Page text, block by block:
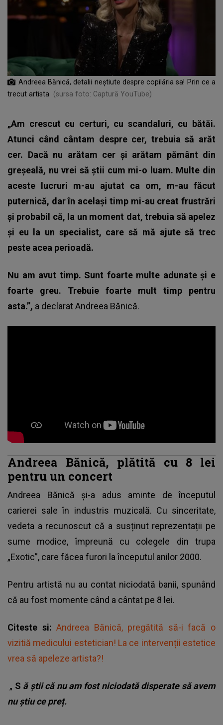
Andreea Bănică, detalii neștiute despre copilăria sa! Prin ce a
trecut artista
(sursa foto: Captură YouTube)
„Am crescut cu certuri, cu scandaluri, cu bătăi.
Atunci când cântam despre cer, trebuia să arăt
cer. Dacă nu arătam cer și arătam pământ din
greșeală, nu vrei să știi cum mi-o luam. Multe din
aceste lucruri m-au ajutat ca om, m-au făcut
puternică, dar în același timp mi-au creat frustrări
și probabil că, la un moment dat, trebuia să apelez
și eu la un specialist, care să mă ajute să trec
peste acea perioadă.
Nu am avut timp. Sunt foarte multe adunate și e
foarte greu. Trebuie foarte mult timp pentru
asta.”, a declaratAndreea Bănică.
Andreea Bănică, plătită cu 8 lei
pentru un concert
Andreea Bănică și-a adus aminte de începutul
carierei sale în industris muzicală. Cu sinceritate,
vedeta a recunoscut că a susținut reprezentații pe
sume modice, împreună cu colegele din trupa
„Exotic”, care făcea furori la începutul anilor 2000.
Pentru artistă nu au contat niciodată banii, spunând
că au fost momente când a cântat pe 8 lei.
Citeste si:Andreea Bănică, pregătită să-i facă o
vizitiă medicului estetician! La ce intervenții estetice
vrea să apeleze artista?!
„ S ă știi că nu am fost niciodată disperate să avem
nu știu ce preț.